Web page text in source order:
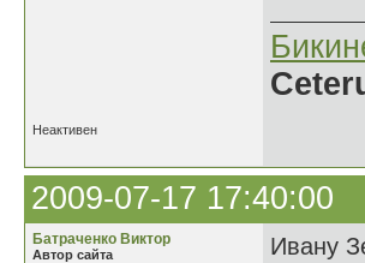
Неактивен
2009-07-17 17:40:00
Батраченко Виктор
Автор сайта
Ивану